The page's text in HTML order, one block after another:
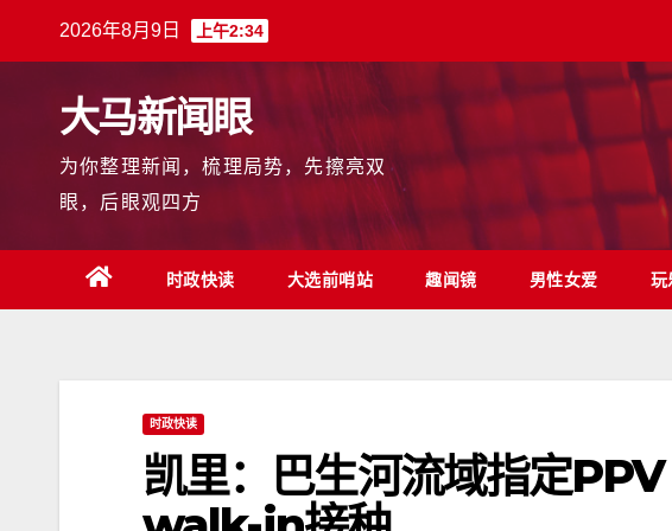
2026年8月9日 上午2:34
大马新闻眼
为你整理新闻，梳理局势，先擦亮双
眼，后眼观四方
时政快读 大选前哨站 趣闻镜 男性女爱 玩
时政快读
凯里：巴生河流域指定